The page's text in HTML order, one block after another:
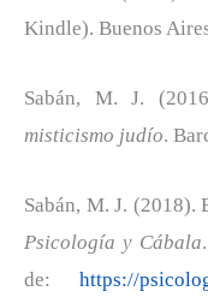
Kindle). Buenos
Sabán, M. J.
misticismo judío.
Sabán, M. J. (2018).
Psicología y Cábala
de: https://